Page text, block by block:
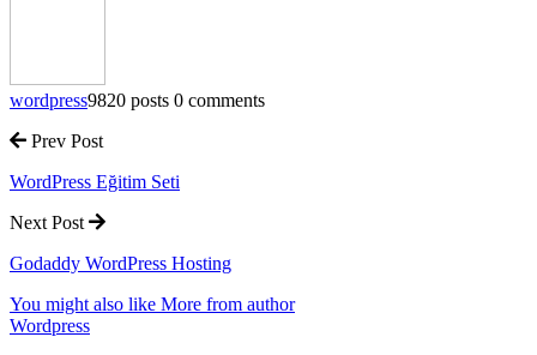
wordpress9820 posts 0 comments
Prev Post
WordPress Eğitim Seti
Next Post
Godaddy WordPress Hosting
You might also like More from author
Wordpress